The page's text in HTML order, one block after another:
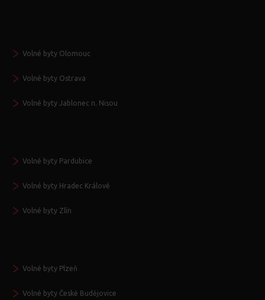
Volné byty Olomouc
Volné byty Ostrava
Volné byty Jablonec n. Nisou
Volné byty Pardubice
Volné byty Hradec Králové
Volné byty Zlín
Volné byty Plzeň
Volné byty České Budějovice